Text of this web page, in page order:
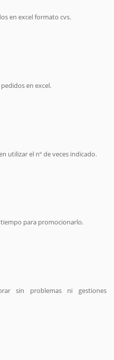
en excel formato cvs.
en excel.
utilizar el nº de veces indicado.
para promocionarlo.
sin problemas ni gestiones